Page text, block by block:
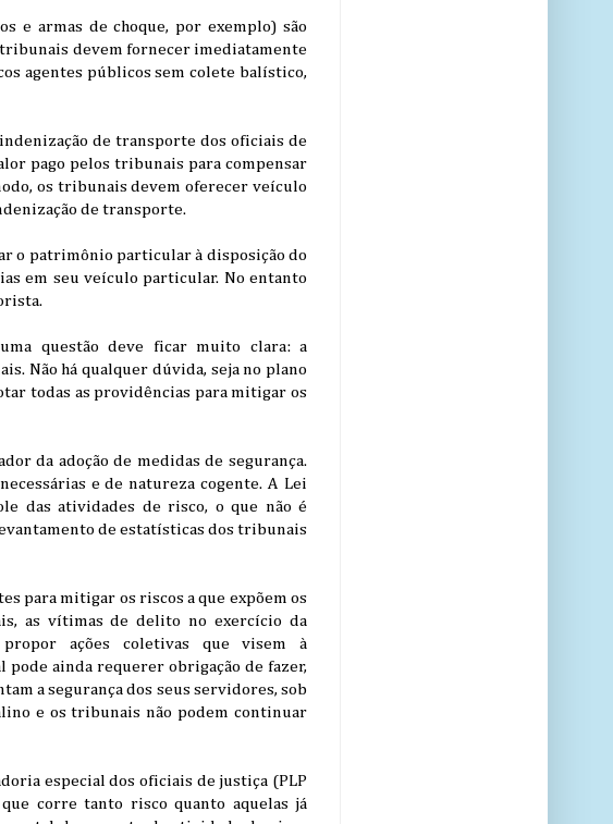
e armas de choque, por exemplo) são
devem fornecer imediatamente
agentes públicos sem colete balístico,
de transporte dos oficiais de
pago pelos tribunais para compensar
os tribunais devem oferecer veículo
de transporte.
o patrimônio particular à disposição do
em seu veículo particular. No entanto
questão deve ficar muito clara: a
Não há qualquer dúvida, seja no plano
todas as providências para mitigar os
da adoção de medidas de segurança.
e de natureza cogente. A Lei
das atividades de risco, o que não é
de estatísticas dos tribunais
para mitigar os riscos a que expõem os
as vítimas de delito no exercício da
ações coletivas que visem à
pode ainda requerer obrigação de fazer,
a segurança dos seus servidores, sob
e os tribunais não podem continuar
especial dos oficiais de justiça (PLP
corre tanto risco quanto aquelas já